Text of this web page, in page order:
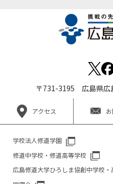
〒731-3195 広島県広
アクセス
学校法人修道学園
修道中学校・修道高等学校
広島修道大学ひろしま協創中学校・